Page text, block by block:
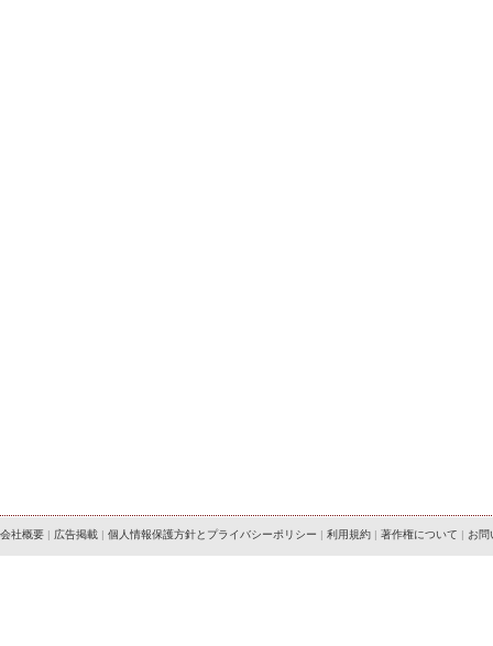
会社概要 | 広告掲載 | 個人情報保護方針とプライバシーポリシー | 利用規約 | 著作権について | お問